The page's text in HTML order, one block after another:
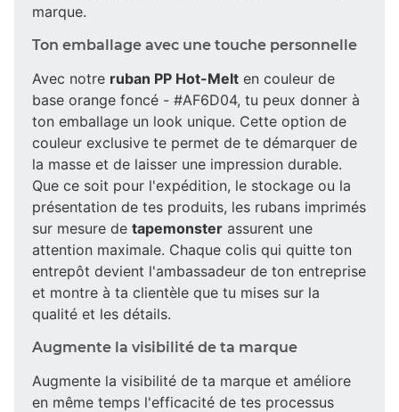
marque.
Ton emballage avec une touche personnelle
Avec notre ruban PP Hot-Melt en couleur de
base orange foncé - #AF6D04, tu peux donner à
ton emballage un look unique. Cette option de
couleur exclusive te permet de te démarquer de
la masse et de laisser une impression durable.
Que ce soit pour l'expédition, le stockage ou la
présentation de tes produits, les rubans imprimés
sur mesure de tapemonster assurent une
attention maximale. Chaque colis qui quitte ton
entrepôt devient l'ambassadeur de ton entreprise
et montre à ta clientèle que tu mises sur la
qualité et les détails.
Augmente la visibilité de ta marque
Augmente la visibilité de ta marque et améliore
en même temps l'efficacité de tes processus